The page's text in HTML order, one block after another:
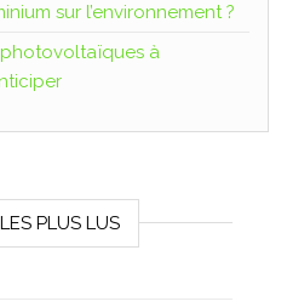
sur l’environnement ?
à
PLUS LUS